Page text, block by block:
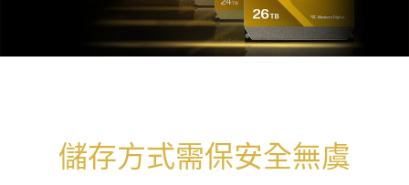
儲存方式需保安全無虞